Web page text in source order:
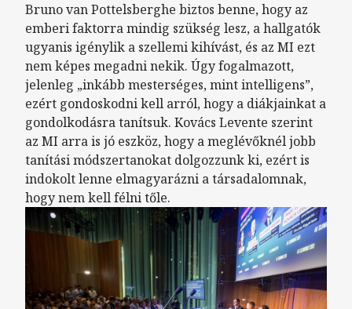
Bruno van Pottelsberghe biztos benne, hogy az
emberi faktorra mindig szükség lesz, a hallgatók
ugyanis igénylik a szellemi kihívást, és az MI ezt
nem képes megadni nekik. Úgy fogalmazott,
jelenleg „inkább mesterséges, mint intelligens”,
ezért gondoskodni kell arról, hogy a diákjainkat a
gondolkodásra tanítsuk. Kovács Levente szerint
az MI arra is jó eszköz, hogy a meglévőknél jobb
tanítási módszertanokat dolgozzunk ki, ezért is
indokolt lenne elmagyarázni a társadalomnak,
hogy nem kell félni tőle.